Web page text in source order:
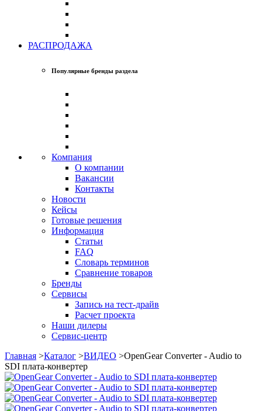
РАСПРОДАЖА
Популярные бренды раздела
Компания
О компании
Вакансии
Контакты
Новости
Кейсы
Готовые решения
Информация
Статьи
FAQ
Словарь терминов
Сравнение товаров
Бренды
Сервисы
Запись на тест-драйв
Расчет проекта
Наши дилеры
Сервис-центр
Главная >Каталог >ВИДЕО >OpenGear Converter - Audio to
SDI плата-конвертер